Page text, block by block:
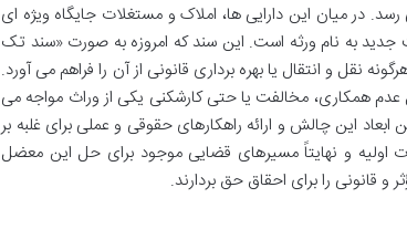
در میان این دارایی ها، املاک و مستغلات جایگاه ویژه ای
جدید به نام ورثه است. این سند که امروزه به صورت «سند تک
نقل و انتقال یا بهره برداری قانونی از آن را فراهم می آورد.
عدم همکاری، مخالفت یا حتی کارشکنی یکی از وراث مواجه می
این چالش و ارائه راهکارهای حقوقی و عملی برای غلبه بر
اولیه و نهایتاً مسیرهای قضایی موجود برای حل این معضل
قانونی را برای احقاق حق بردارند.